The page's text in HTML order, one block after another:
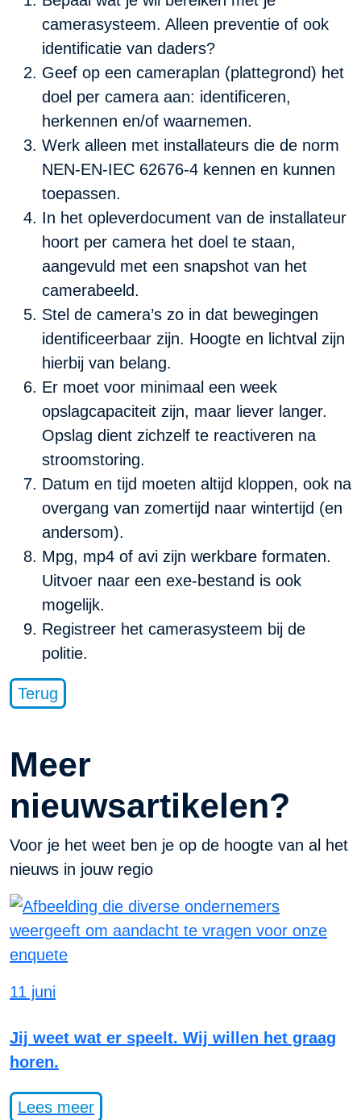
camerasysteem. Alleen preventie of ook
identificatie van daders?
Geef op een cameraplan (plattegrond) het
doel per camera aan: identificeren,
herkennen en/of waarnemen.
Werk alleen met installateurs die de norm
NEN-EN-IEC 62676-4 kennen en kunnen
toepassen.
In het opleverdocument van de installateur
hoort per camera het doel te staan,
aangevuld met een snapshot van het
camerabeeld.
Stel de camera’s zo in dat bewegingen
identificeerbaar zijn. Hoogte en lichtval zijn
hierbij van belang.
Er moet voor minimaal een week
opslagcapaciteit zijn, maar liever langer.
Opslag dient zichzelf te reactiveren na
stroomstoring.
Datum en tijd moeten altijd kloppen, ook na
overgang van zomertijd naar wintertijd (en
andersom).
Mpg, mp4 of avi zijn werkbare formaten.
Uitvoer naar een exe-bestand is ook
mogelijk.
Registreer het camerasysteem bij de
politie.
Terug
Meer
nieuwsartikelen?
Voor je het weet ben je op de hoogte van al het
nieuws in jouw regio
11 juni
Jij weet wat er speelt. Wij willen het graag
horen.
Lees meer